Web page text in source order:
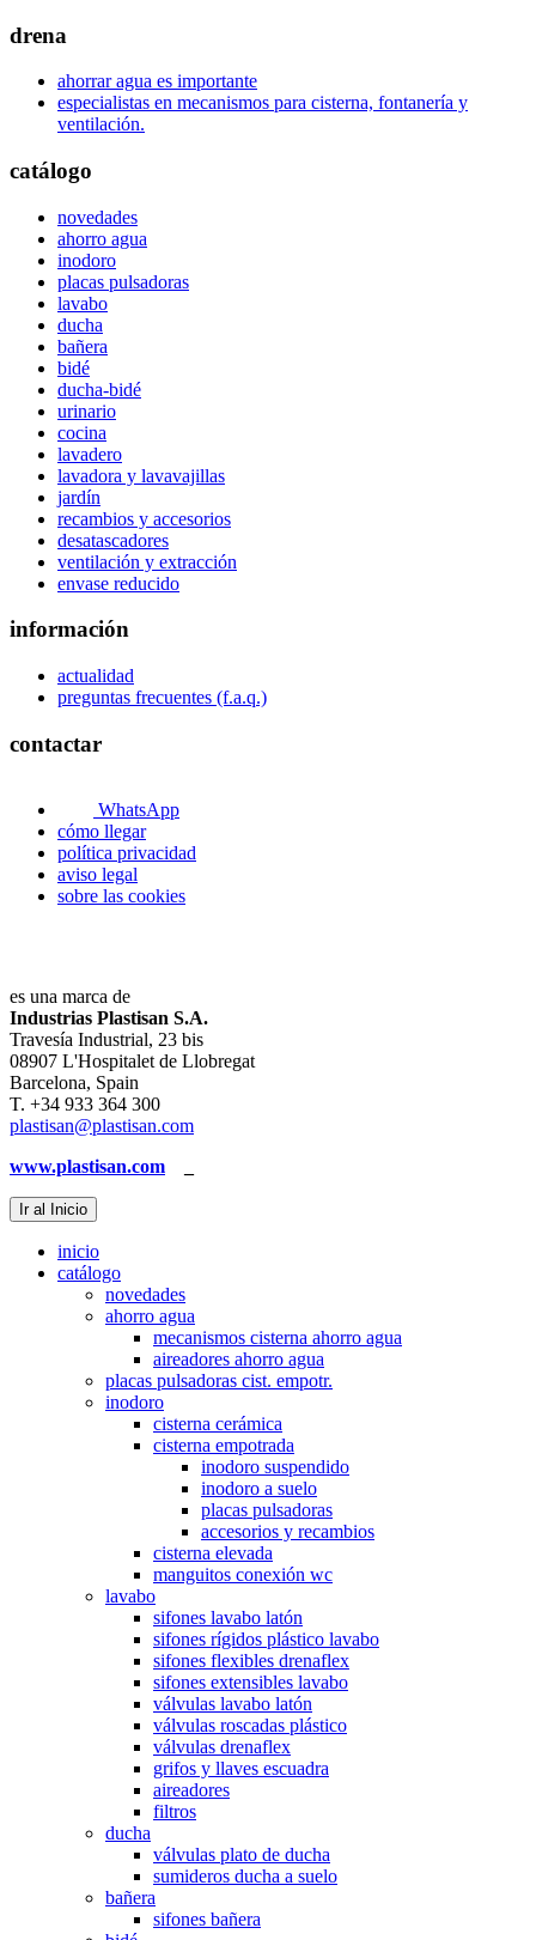
drena
ahorrar agua es importante
especialistas en mecanismos para cisterna, fontanería y
ventilación.
catálogo
novedades
ahorro agua
inodoro
placas pulsadoras
lavabo
ducha
bañera
bidé
ducha-bidé
urinario
cocina
lavadero
lavadora y lavavajillas
jardín
recambios y accesorios
desatascadores
ventilación y extracción
envase reducido
información
actualidad
preguntas frecuentes (f.a.q.)
contactar
WhatsApp
cómo llegar
política privacidad
aviso legal
sobre las cookies
es una marca de
Industrias Plastisan S.A.
Travesía Industrial, 23 bis
08907 L'Hospitalet de Llobregat
Barcelona, Spain
T. +34 933 364 300
plastisan@plastisan.com
www.plastisan.com
Ir al Inicio
inicio
catálogo
novedades
ahorro agua
mecanismos cisterna ahorro agua
aireadores ahorro agua
placas pulsadoras cist. empotr.
inodoro
cisterna cerámica
cisterna empotrada
inodoro suspendido
inodoro a suelo
placas pulsadoras
accesorios y recambios
cisterna elevada
manguitos conexión wc
lavabo
sifones lavabo latón
sifones rígidos plástico lavabo
sifones flexibles drenaflex
sifones extensibles lavabo
válvulas lavabo latón
válvulas roscadas plástico
válvulas drenaflex
grifos y llaves escuadra
aireadores
filtros
ducha
válvulas plato de ducha
sumideros ducha a suelo
bañera
sifones bañera